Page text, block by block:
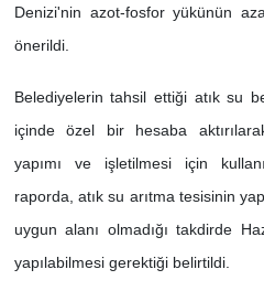
Denizi'nin azot-fosfor yükünün
önerildi.
Belediyelerin tahsil ettiği atık su
içinde özel bir hesaba
yapımı ve işletilmesi için
raporda, atık su arıtma tesisinin
uygun alanı olmadığı takdirde
yapılabilmesi gerektiği belirtildi.